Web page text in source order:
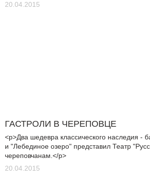
20.04.2015
ГАСТРОЛИ В ЧЕРЕПОВЦЕ
<p>Два шедевра классического наследия -
и "Лебединое озеро" представил Театр
череповчанам.</p>
20.04.2015